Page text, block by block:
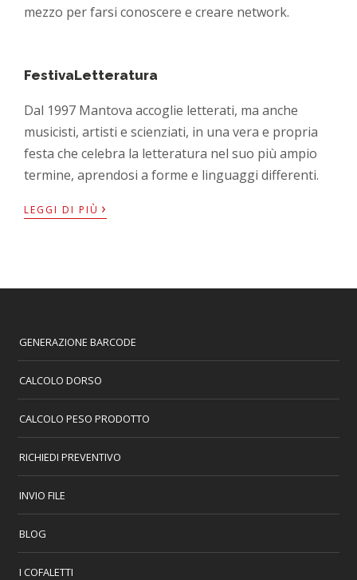
mezzo per farsi conoscere e creare network.
FestivaLetteratura
Dal 1997 Mantova accoglie letterati, ma anche
musicisti, artisti e scienziati, in una vera e propria
festa che celebra la letteratura nel suo più ampio
termine, aprendosi a forme e linguaggi differenti.
LEGGI DI PIÙ ›
GENERAZIONE BARCODE
CALCOLO DORSO
CALCOLO PESO PRODOTTO
RICHIEDI PREVENTIVO
INVIO FILE
BLOG
I COFALETTI